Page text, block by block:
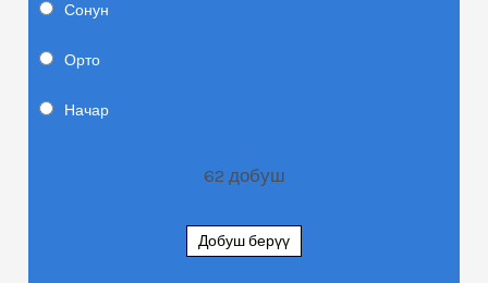
Сонун
Орто
Начар
62 добуш
Добуш берүү